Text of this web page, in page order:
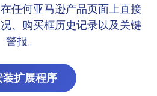
任何亚马逊产品页面上直接
、购买框历史记录以及关键
警报。
装扩展程序